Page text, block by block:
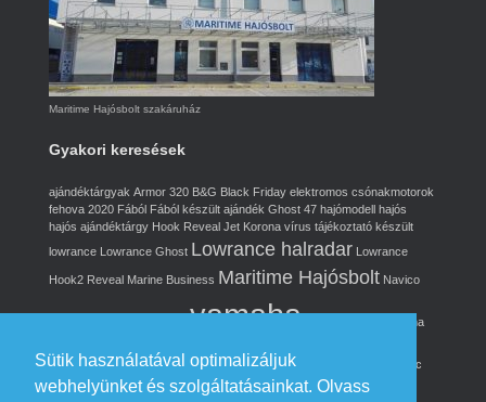
Sütik használatával optimalizáljuk
webhelyünket és szolgáltatásainkat. Olvass
Maritime Hajósbolt szakáruház
Gyakori keresések
ajándéktárgyak Armor 320 B&G Black Friday elektromos csónakmotorok
fehova 2020 Fából Fából készült ajándék Ghost 47 hajómodell
hajós
hajós ajándéktárgy Hook Reveal Jet Korona vírus tájékoztató készült
lowrance
Lowrance Ghost Lowrance halradar Lowrance
Hook2 Reveal Marine Business Maritime Hajósbolt Navico
yamaha
Yamaha
Yamaha MX Yamboat Yamaha gumicsónakok Zodiac Cadet 310
Zodiac
gumicsónak árlista